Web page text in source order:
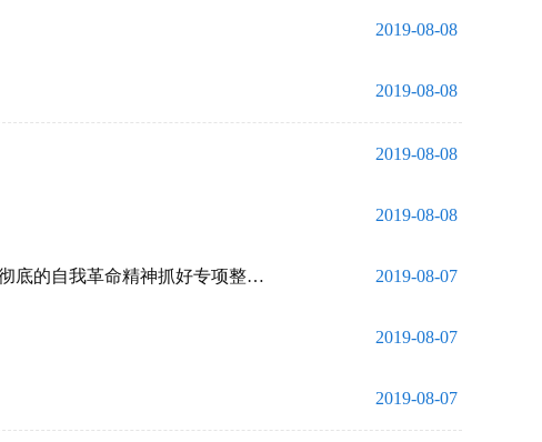
2019-08-08
2019-08-08
2019-08-08
2019-08-08
全省“不忘初心、牢记使命”主题教育专项整治工作推进会强调：以彻底的自我革命精神抓好专项整治工作 2019-08-07
2019-08-07
2019-08-07